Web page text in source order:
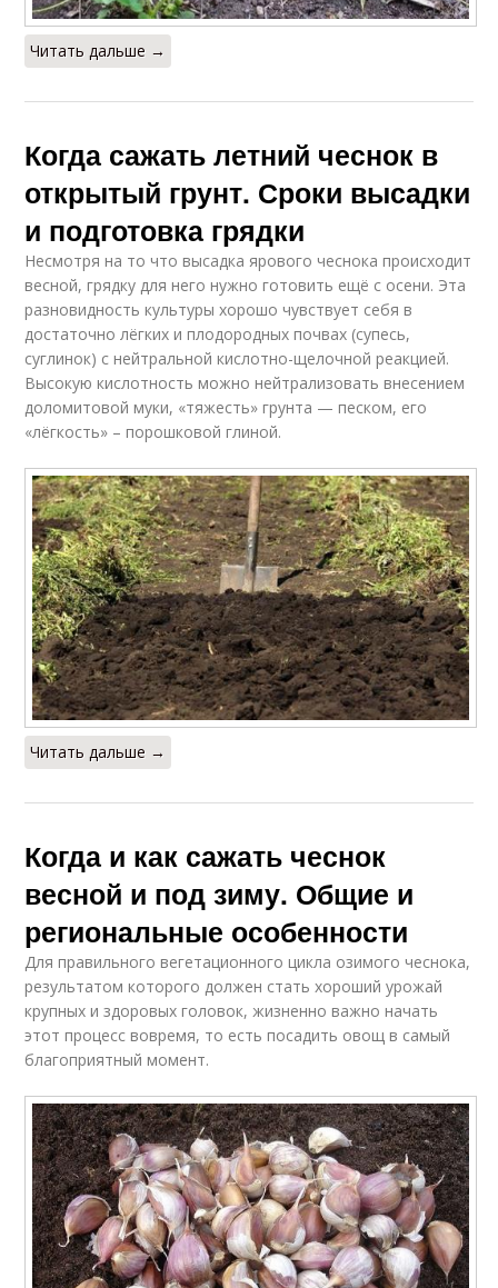
Читать дальше →
Когда сажать летний чеснок в
открытый грунт. Сроки высадки
и подготовка грядки
Несмотря на то что высадка ярового чеснока происходит
весной, грядку для него нужно готовить ещё с осени. Эта
разновидность культуры хорошо чувствует себя в
достаточно лёгких и плодородных почвах (супесь,
суглинок) с нейтральной кислотно-щелочной реакцией.
Высокую кислотность можно нейтрализовать внесением
доломитовой муки, «тяжесть» грунта — песком, его
«лёгкость» – порошковой глиной.
Читать дальше →
Когда и как сажать чеснок
весной и под зиму. Общие и
региональные особенности
Для правильного вегетационного цикла озимого чеснока,
результатом которого должен стать хороший урожай
крупных и здоровых головок, жизненно важно начать
этот процесс вовремя, то есть посадить овощ в самый
благоприятный момент.